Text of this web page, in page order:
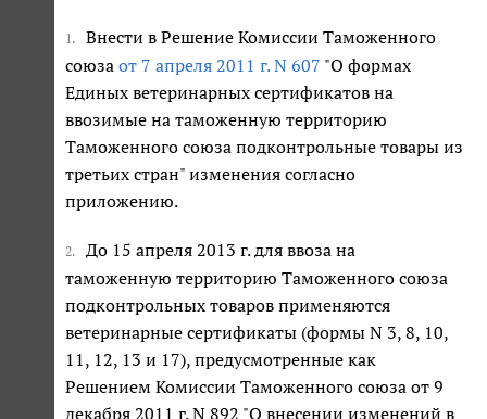
1.
Внести в Решение Комиссии Таможенного
союза от 7 апреля 2011 г. N 607 "О формах
Единых ветеринарных сертификатов на
ввозимые на таможенную территорию
Таможенного союза подконтрольные товары из
третьих стран" изменения согласно
приложению.
2.
До 15 апреля 2013 г. для ввоза на
таможенную территорию Таможенного союза
подконтрольных товаров применяются
ветеринарные сертификаты (формы N 3, 8, 10,
11, 12, 13 и 17), предусмотренные как
Решением Комиссии Таможенного союза от 9
декабря 2011 г. N 892 "О внесении изменений в